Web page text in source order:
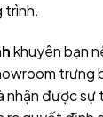
trình.
khuyên bạn
trưng
nhận được sự